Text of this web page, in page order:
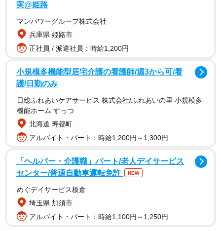
¥1000」「テアトル」などの文字から、2001年に上映され
たスタジオジブリの作品「千と千尋の神隠し」の映画チケ
ットの半券ということが分かります。
見つけた瞬間のことを「一瞬、何なのかわからなかったの
ですが、『千と千尋の神隠し』の文字を観た瞬間、懐かし
さがこみ上げました」と明かしてくれました。
実@姫路
マンパワーグループ株式会社
兵庫県 姫路市
正社員 / 派遣社員：時給1,200円
小規模多機能型居宅介護の看護師/週3から可/看
護/日勤のみ
日総ふれあいケアサービス 株式会社/ふれあいの里 小規模多
機能ホーム すっつ
北海道 寿都町
アルバイト・パート：時給1,200円～1,300円
「ヘルパー・介護職」パート/老人デイサービス
センター/普通自動車運転免許
NEW
めぐデイサービス板倉
埼玉県 加須市
アルバイト・パート：時給1,100円～1,250円